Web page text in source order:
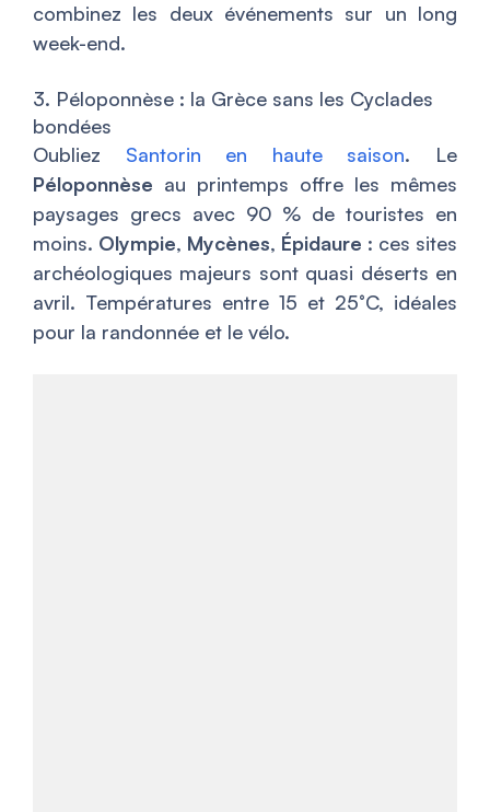
combinez les deux événements sur un long
week-end.
3. Péloponnèse : la Grèce sans les Cyclades
bondées
Oubliez Santorin en haute saison. Le
Péloponnèse au printemps offre les mêmes
paysages grecs avec 90 % de touristes en
moins. Olympie, Mycènes, Épidaure : ces sites
archéologiques majeurs sont quasi déserts en
avril. Températures entre 15 et 25°C, idéales
pour la randonnée et le vélo.